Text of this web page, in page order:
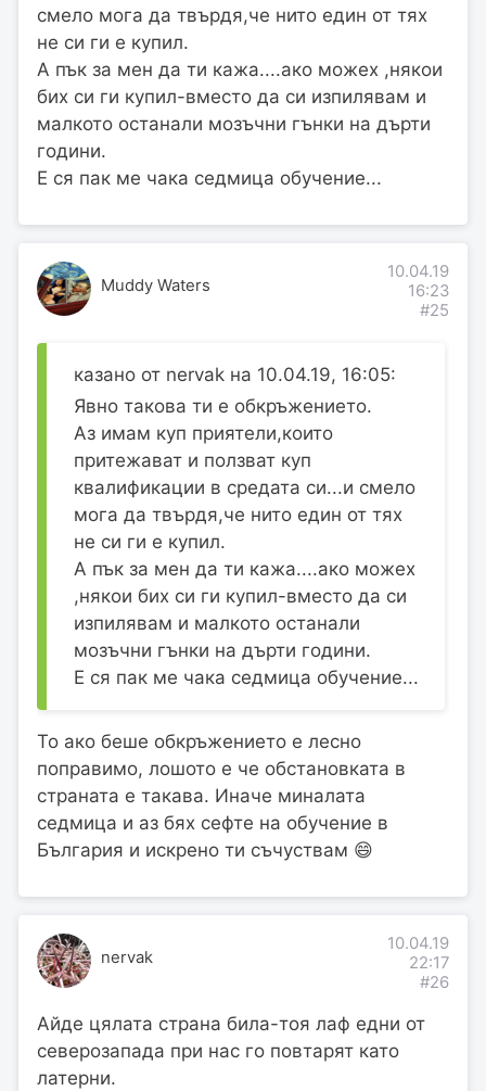
смело мога да твърдя,че нито един от тях
не си ги е купил.
А пък за мен да ти кажа....ако можех ,някои
бих си ги купил-вместо да си изпилявам и
малкото останали мозъчни гънки на дърти
години.
Е ся пак ме чака седмица обучение...
Muddy Waters
10.04.19
16:23
#25
казано от nervak на 10.04.19, 16:05:
Явно такова ти е обкръжението.
Аз имам куп приятели,които
притежават и ползват куп
квалификации в средата си...и смело
мога да твърдя,че нито един от тях
не си ги е купил.
А пък за мен да ти кажа....ако можех
,някои бих си ги купил-вместо да си
изпилявам и малкото останали
мозъчни гънки на дърти години.
Е ся пак ме чака седмица обучение...
То ако беше обкръжението е лесно
поправимо, лошото е че обстановката в
страната е такава. Иначе миналата
седмица и аз бях сефте на обучение в
България и искрено ти съчуствам 😄
nervak
10.04.19
22:17
#26
Айде цялата страна била-тоя лаф едни от
северозапада при нас го повтарят като
латерни.